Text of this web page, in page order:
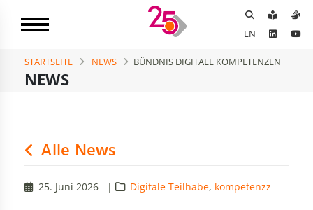
EN
NEWS
STARTSEITE NEWS BÜNDNIS DIGITALE KOMPETENZEN
Alle News
25. Juni 2026 | Digitale Teilhabe, kompetenzz